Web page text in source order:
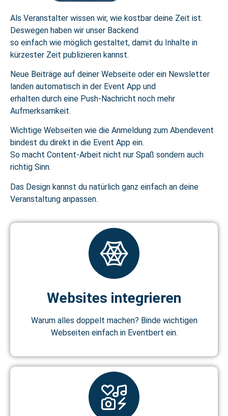
Als Veranstalter wissen wir, wie kostbar deine Zeit ist.
Deswegen haben wir unser Backend
so einfach wie möglich gestaltet, damit du Inhalte in
kürzester Zeit publizieren kannst.
Neue Beiträge auf deiner Webseite oder ein Newsletter
landen automatisch in der Event App und
erhalten durch eine Push-Nachricht noch mehr
Aufmerksamkeit.
Wichtige Webseiten wie die Anmeldung zum Abendevent
bindest du direkt in die Event App ein.
So macht Content-Arbeit nicht nur Spaß sondern auch
richtig Sinn.
Das Design kannst du natürlich ganz einfach an deine
Veranstaltung anpassen.
Websites integrieren
Warum alles doppelt machen? Binde wichtigen
Webseiten einfach in Eventbert ein.